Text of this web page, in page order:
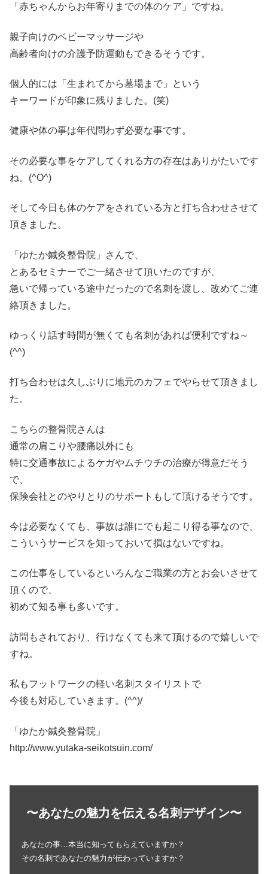
「赤ちゃんからお年寄りまでの体のケア」ですね。
親子向けのベビーマッサージや
高齢者向けの介護予防運動もできるそうです。
個人的には「生まれてから墓場まで」という
キーワードが印象に残りました。(笑)
健康や体の事は年代問わず必要な事です。
その必要な事をケアしてくれる方の存在はありがたいです
ね。(^O^)
そして今日も体のケアをされている方と打ち合わせさせて
頂きました。
「ゆたか鍼灸整骨院」さんで、
とあるセミナーでご一緒させて頂いたのですが、
急いで帰っている途中だったので名刺を渡し、改めてご連
絡頂きました。
ゆっくり話す時間が無くても名刺があれば便利ですね～
(^^)
打ち合わせは久しぶりに地元のカフェでやらせて頂きまし
た。
こちらの整骨院さんは
通常の肩こりや腰痛以外にも
特に交通事故によるケガやムチウチの治療が得意だそう
で、
保険会社とのやりとりのサポートもして頂けるそうです。
今は必要なくても、事故は誰にでも起こり得る事なので、
こういうサービスを知っておいて損はないですね。
この仕事をしているといろんなご職業の方とお会いさせて
頂くので、
初めて知る事も多いです。
訪問もされており、行けなくても来て頂けるので嬉しいで
すね。
私もフットワークの軽い名刺スタイリストで
今後も対応していきます。(^^)/
「ゆたか鍼灸整骨院」
http://www.yutaka-seikotsuin.com/
〜あなたの魅力を伝える名刺デザイン〜
あなたの事…本当に知ってもらえていますか？
その名刺であなたの魅力が伝わっていますか？